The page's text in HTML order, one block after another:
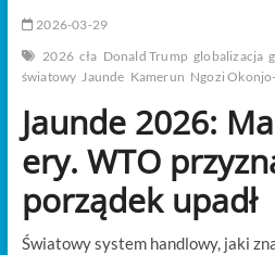
2026-03-29
2026 cła Donald Trump globalizacja
światowy Jaunde Kamerun Ngozi
Jaunde 2026:
ery. WTO
porządek upadł
Światowy system handlowy, jaki